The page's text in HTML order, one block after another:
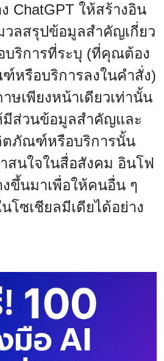
ChatGPT ให้สร้างอิน
ลสรุปข้อมูลสำคัญเกี่ยว
ริการที่ระบุ (ที่คุณต้อง
หรือบริการลงในคำสั่ง)
ษเพียงหน้าเดียวเท่านั้น
มีส่วนข้อมูลสำคัญและ
ตภัณฑ์หรือบริการนั้น
สนใจในสื่อสังคม อินโฟ
ขึ้นมาเพื่อให้คนอื่น ๆ
โซเชียลมีเดียได้อย่าง